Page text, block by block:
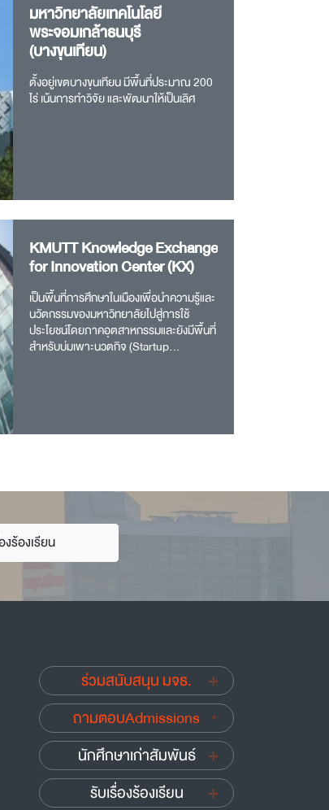
มหาวิทยาลัยเทคโนโลยี
พระจอมเกล้าธนบุรี
(บางขุนเทียน)
ตั้งอยู่เขตบางขุนเทียน มีพื้นที่ประมาณ 200
ไร่ เน้นการทำวิจัย และพัฒนาให้เป็นเลิศ
KMUTT Knowledge Exchange
for Innovation Center (KX)
เป็นพื้นที่การศึกษาในเมืองเพื่อนำความรู้และ
นวัตกรรมของมหาวิทยาลัยไปสู่การใช้
ประโยชน์โดยภาคอุตสาหกรรมและยังมีพื้นที่
สำหรับบ่มเพาะนวตกิจ (Startup
งร้องเรียน
ร่วมสนับสนุน มจธ.
ถามตอบAdmissions
นักศึกษาเก่าสัมพันธ์
รับเรื่องร้องเรียน